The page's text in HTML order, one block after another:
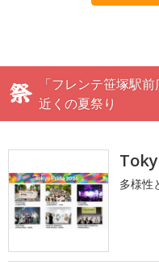
「フレンテ笹塚駅
近くの夏祭り
多様性